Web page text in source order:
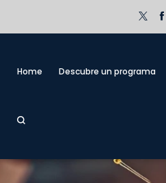
Home Descubre un programa